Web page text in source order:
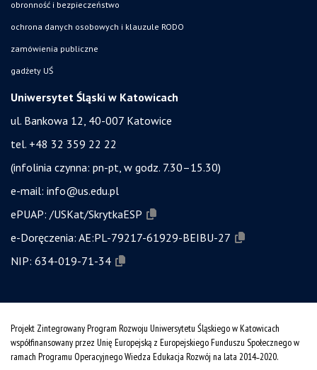
obronność i bezpieczeństwo
ochrona danych osobowych i klauzule RODO
zamówienia publiczne
gadżety UŚ
Uniwersytet Śląski w Katowicach
ul. Bankowa 12, 40-007 Katowice
tel. +48 32 359 22 22
(infolinia czynna: pn-pt, w godz. 7.30–15.30)
e-mail: info@us.edu.pl
ePUAP: /USKat/SkrytkaESP
e-Doręczenia: AE:PL-79217-61929-BEIBU-27
NIP: 634-019-71-34
Projekt Zintegrowany Program Rozwoju Uniwersytetu Śląskiego w Katowicach
współfinansowany przez Unię Europejską z Europejskiego Funduszu Społecznego w
ramach Programu Operacyjnego Wiedza Edukacja Rozwój na lata 2014˗2020.